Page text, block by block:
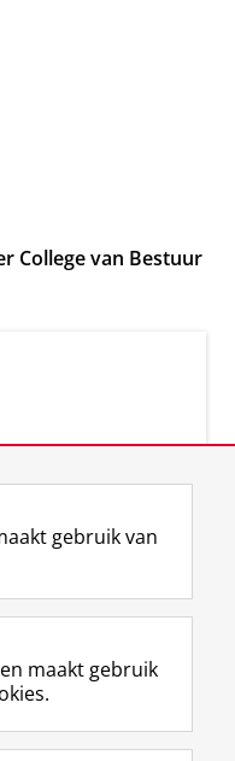
College van Bestuur
M
a
t
o
o
I
n
t
r
gebruik van
maakt gebruik